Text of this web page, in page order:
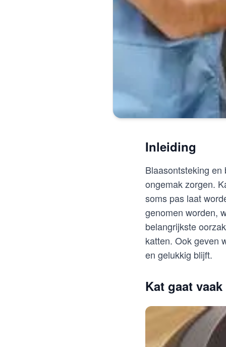
Inleiding
Blaasontsteking
ongemak zorgen.
soms pas laat
genomen worden,
belangrijkste
katten. Ook geven
en gelukkig blijft.
Kat gaat